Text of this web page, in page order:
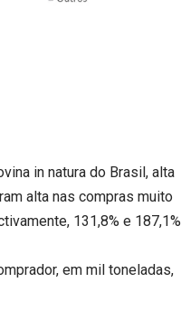
in natura do Brasil, alta
alta nas compras muito
131,8% e 187,1%
em mil toneladas,